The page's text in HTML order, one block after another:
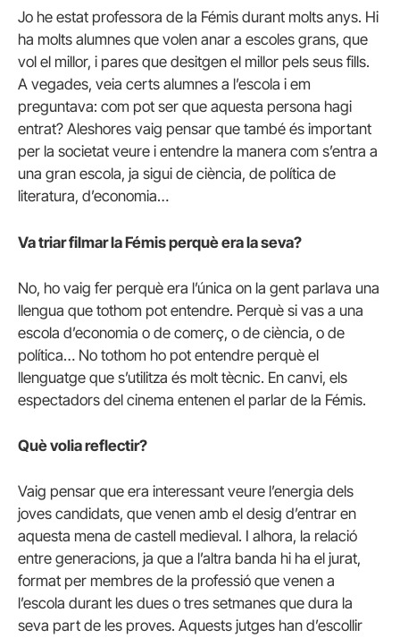
Jo he estat professora de la Fémis durant molts anys. Hi
ha molts alumnes que volen anar a escoles grans, que
vol el millor, i pares que desitgen el millor pels seus fills.
A vegades, veia certs alumnes a l’escola i em
preguntava: com pot ser que aquesta persona hagi
entrat? Aleshores vaig pensar que també és important
per la societat veure i entendre la manera com s’entra a
una gran escola, ja sigui de ciència, de política de
literatura, d’economia…
Va triar filmar la Fémis perquè era la seva?
No, ho vaig fer perquè era l’única on la gent parlava una
llengua que tothom pot entendre. Perquè si vas a una
escola d’economia o de comerç, o de ciència, o de
política… No tothom ho pot entendre perquè el
llenguatge que s’utilitza és molt tècnic. En canvi, els
espectadors del cinema entenen el parlar de la Fémis.
Què volia reflectir?
Vaig pensar que era interessant veure l’energia dels
joves candidats, que venen amb el desig d’entrar en
aquesta mena de castell medieval. I alhora, la relació
entre generacions, ja que a l’altra banda hi ha el jurat,
format per membres de la professió que venen a
l’escola durant les dues o tres setmanes que dura la
seva part de les proves. Aquests jutges han d’escollir